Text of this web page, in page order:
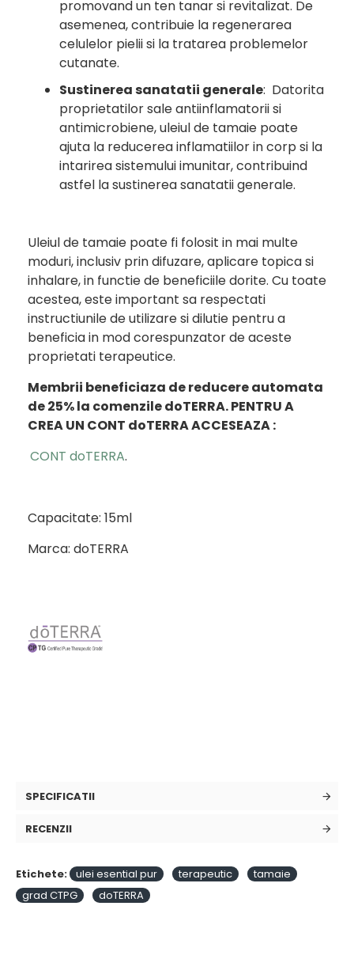
promovand un ten tanar si revitalizat. De
asemenea, contribuie la regenerarea
celulelor pielii si la tratarea problemelor
cutanate.
Sustinerea sanatatii generale: Datorita
proprietatilor sale antiinflamatorii si
antimicrobiene, uleiul de tamaie poate
ajuta la reducerea inflamatiilor in corp si la
intarirea sistemului imunitar, contribuind
astfel la sustinerea sanatatii generale.
Uleiul de tamaie poate fi folosit in mai multe
moduri, inclusiv prin difuzare, aplicare topica si
inhalare, in functie de beneficiile dorite. Cu toate
acestea, este important sa respectati
instructiunile de utilizare si dilutie pentru a
beneficia in mod corespunzator de aceste
proprietati terapeutice.
Membrii beneficiaza de reducere automata
de 25% la comenzile doTERRA.PENTRU A
CREA UN CONT doTERRA ACCESEAZA :
CONT doTERRA.
Capacitate: 15ml
Marca: doTERRA
SPECIFICATII
RECENZII
Etichete: ulei esential pur terapeutic
tamaie
grad CTPG
doTERRA